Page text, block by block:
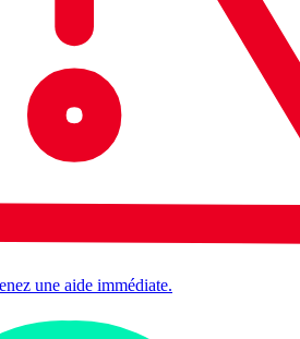
une aide immédiate.